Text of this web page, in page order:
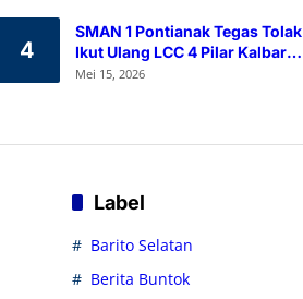
4
SMAN 1 Pontianak Tegas Tolak
Ikut Ulang LCC 4 Pilar Kalbar
2026
Mei 15, 2026
Label
Barito Selatan
Berita Buntok